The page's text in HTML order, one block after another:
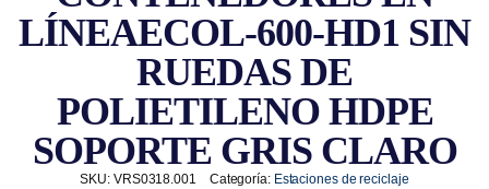
LÍNEAECOL-600-HD1 SIN
RUEDAS DE
POLIETILENO HDPE
SOPORTE GRIS CLARO
SKU: VRS0318.001 Categoría: Estaciones de reciclaje